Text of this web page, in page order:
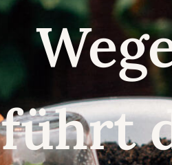
führt